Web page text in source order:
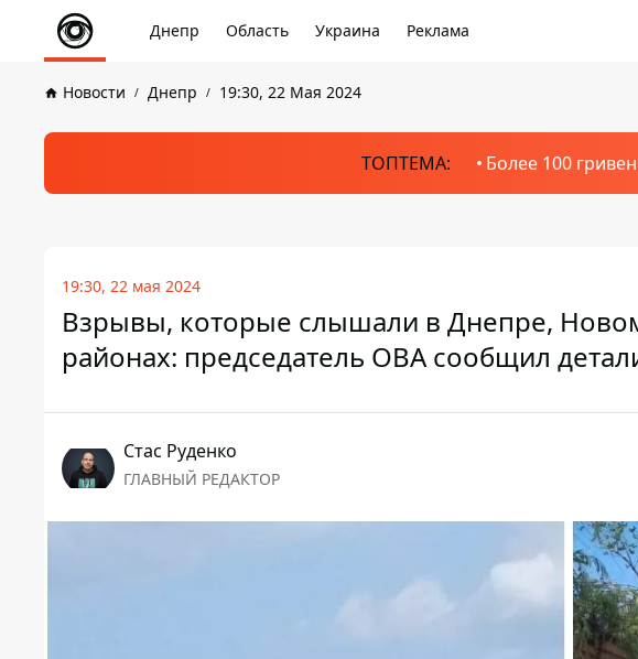
Днепр Область Украина Реклама
Новости Днепр 19:30, 22 Мая 2024
ТОПТЕМА: Более 100
19:30, 22 мая 2024
Взрывы, которые слышали в Днепре,
районах: председатель ОВА сообщил
Стаc Руденко
ГЛАВНЫЙ РЕДАКТОР